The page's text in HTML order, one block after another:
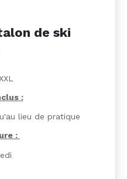
de ski
:
lieu de pratique
: